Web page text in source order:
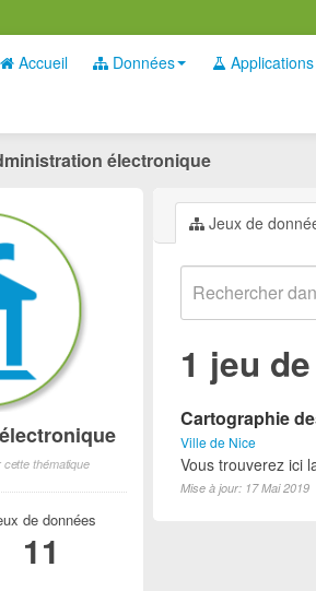
Accueil Données Applications
électronique
Jeux de
1 jeu
Cartographie
Ville de Nice
Vous trouverez ici
Mise à jour: 17 Mai 2019
thématique
de données
11